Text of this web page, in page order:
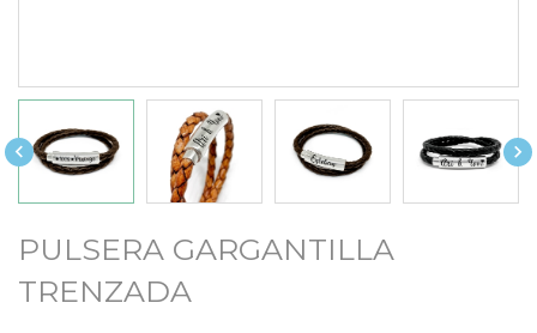
 
PULSERA GARGANTILLA
TRENZADA